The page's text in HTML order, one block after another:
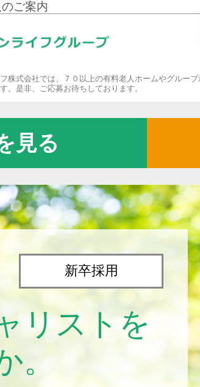
ご案内
株式会社では、７０以上の有料老人ホームやグルー
。是非、ご応募お待ちしております。
見る
新卒採用
リストを
。